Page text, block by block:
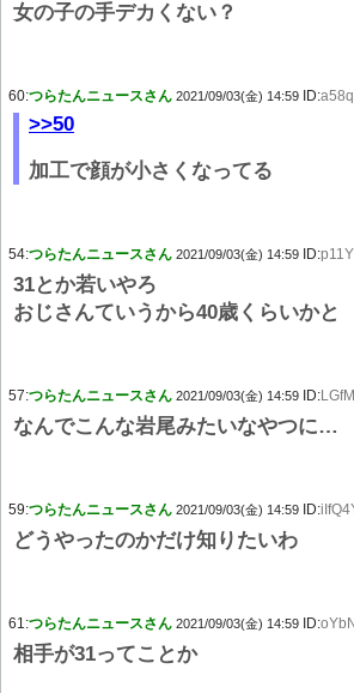
女の子の手デカくない？
60:つらたんニュースさん 2021/09/03(金) 14:59 ID:
>>50
加工で顔が小さくなってる
54:つらたんニュースさん 2021/09/03(金) 14:59 ID:
31とか若いやろ
おじさんていうから40歳くらいかと
57:つらたんニュースさん 2021/09/03(金) 14:59 ID:
なんでこんな岩尾みたいなやつに…
59:つらたんニュースさん 2021/09/03(金) 14:59 ID:
どうやったのかだけ知りたいわ
61:つらたんニュースさん 2021/09/03(金) 14:59 ID:
相手が31ってことか